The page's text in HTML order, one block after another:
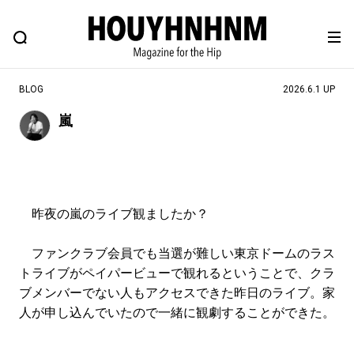
BLOG SNAP
ヒップなファッション、カルチャー、ライフスタイルWEBマガジン
#路地裏てぃーん。 #MONTHLY JOURNAL
#GH 銘品の所以 #フイナムのYouTube
#Commune H #FOCUS IT #AH.H
BLOG 2026.6.1 UP
嵐
昨夜の嵐のライブ観ましたか？
ファンクラブ会員でも当選が難しい東京ドームのラス
トライブがペイパービューで観れるということで、クラ
ブメンバーでない人もアクセスできた昨日のライブ。家
人が申し込んでいたので一緒に観劇することができた。